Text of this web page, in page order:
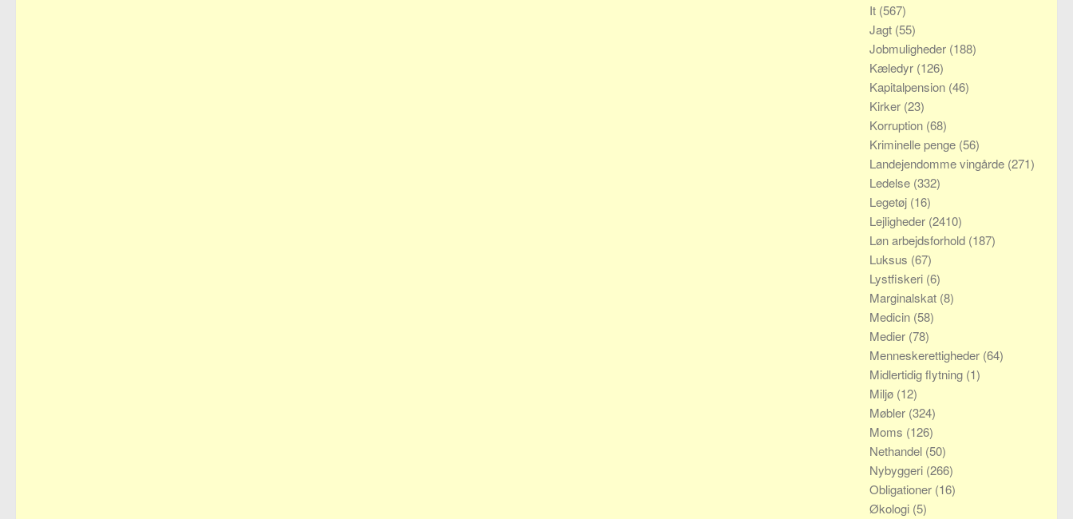
It (567)
Jagt (55)
Jobmuligheder (188)
Kæledyr (126)
Kapitalpension (46)
Kirker (23)
Korruption (68)
Kriminelle penge (56)
Landejendomme vingårde (271)
Ledelse (332)
Legetøj (16)
Lejligheder (2410)
Løn arbejdsforhold (187)
Luksus (67)
Lystfiskeri (6)
Marginalskat (8)
Medicin (58)
Medier (78)
Menneskerettigheder (64)
Midlertidig flytning (1)
Miljø (12)
Møbler (324)
Moms (126)
Nethandel (50)
Nybyggeri (266)
Obligationer (16)
Økologi (5)